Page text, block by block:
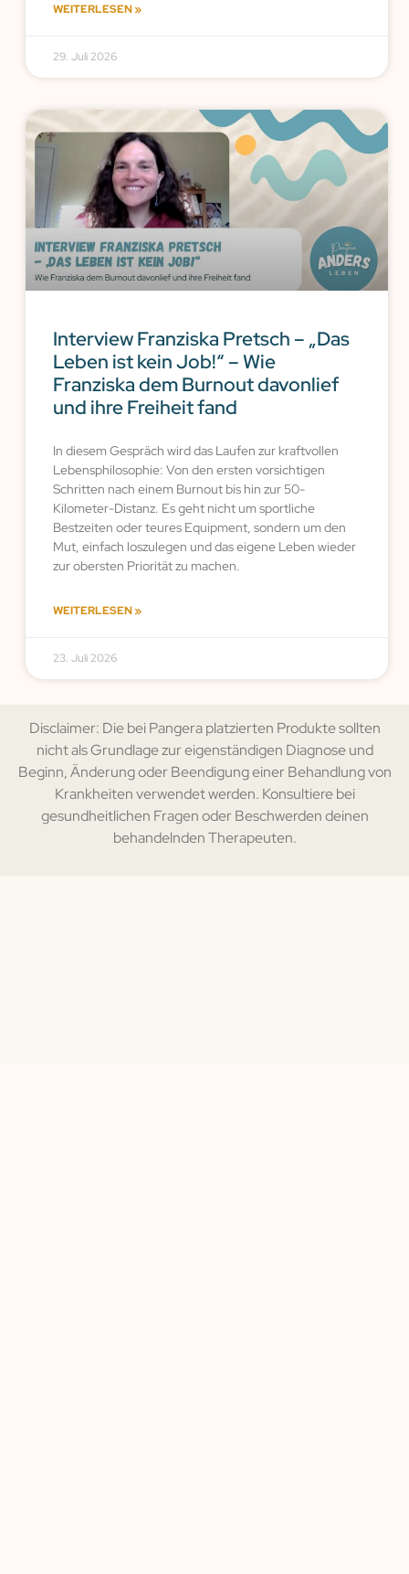
WEITERLESEN »
29. Juli 2026
Interview Franziska Pretsch – „Das
Leben ist kein Job!“ – Wie
Franziska dem Burnout davonlief
und ihre Freiheit fand
In diesem Gespräch wird das Laufen zur kraftvollen
Lebensphilosophie: Von den ersten vorsichtigen
Schritten nach einem Burnout bis hin zur 50-
Kilometer-Distanz. Es geht nicht um sportliche
Bestzeiten oder teures Equipment, sondern um den
Mut, einfach loszulegen und das eigene Leben wieder
zur obersten Priorität zu machen.
WEITERLESEN »
23. Juli 2026
Disclaimer: Die bei Pangera platzierten Produkte sollten
nicht als Grundlage zur eigenständigen Diagnose und
Beginn, Änderung oder Beendigung einer Behandlung von
Krankheiten verwendet werden. Konsultiere bei
gesundheitlichen Fragen oder Beschwerden deinen
behandelnden Therapeuten.